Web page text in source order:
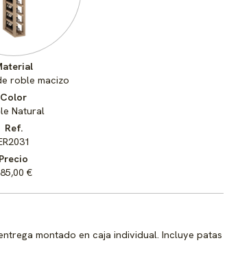
roble macizo
Color
Natural
Ref.
Precio
€
montado en caja individual. Incluye patas